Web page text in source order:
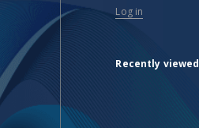
Log in
Recently viewed